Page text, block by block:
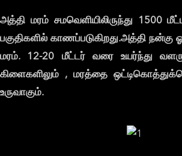
அத்தி மரம் சமவெளியிலிருந்து 1500
பகுதிகளில் காணப்படுகிறது.அத்தி நன்கு
மரம்.
12-20 மீட்டர் வரைஉயர்ந்து
கிளைகளிலும் , மரத்தை
உருவாகும்.